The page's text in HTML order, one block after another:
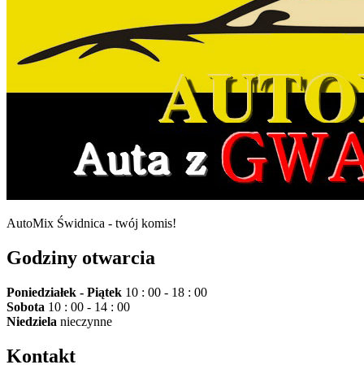
AutoMix Świdnica - twój komis!
Godziny otwarcia
Poniedziałek - Piątek 10 : 00 - 18 : 00
Sobota 10 : 00 - 14 : 00
Niedziela nieczynne
Kontakt